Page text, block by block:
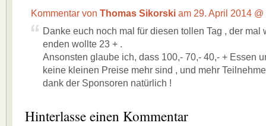
Kommentar von Thomas Sikorski am 29. April 2014 @
Danke euch noch mal für diesen tollen Tag , der mal
enden wollte 23 + .
Ansonsten glaube ich, dass 100,- 70,- 40,- + Essen
keine kleinen Preise mehr sind , und mehr
dank der Sponsoren natürlich !
Hinterlasse einen Kommentar